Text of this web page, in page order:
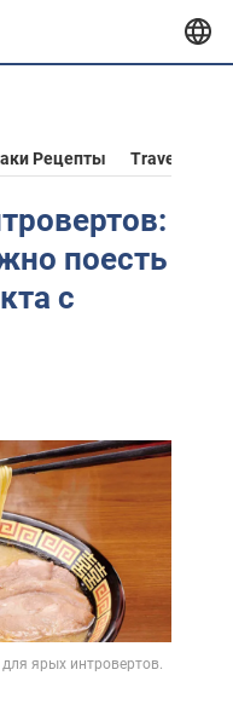
Рецепты Travel
поесть
с
ярых интровертов.